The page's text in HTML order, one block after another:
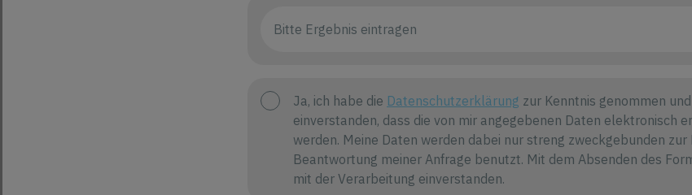
Ja, ich habe die Datenschutzerklärung zur Kenntnis genommen
einverstanden, dass die von mir angegebenen Daten elektronisch
werden. Meine Daten werden dabei nur streng zweckgebunden zur
Beantwortung meiner Anfrage benutzt. Mit dem Absenden des
mit der Verarbeitung einverstanden.